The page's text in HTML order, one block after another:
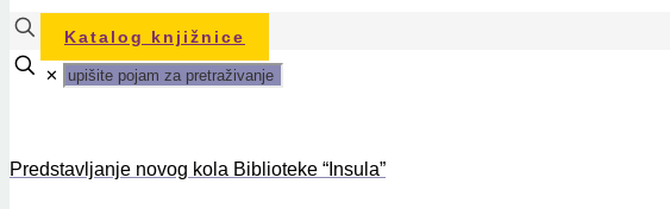
Katalog knjižnice
✕
Predstavljanje novog kola Biblioteke “Insula”